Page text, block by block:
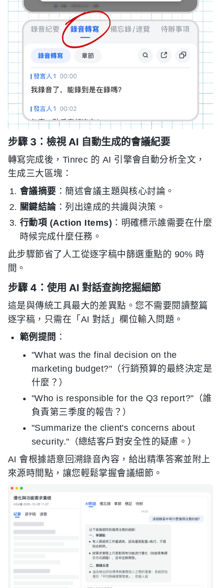
步驟 3：檢視 AI 自動生成的會議紀要
轉寫完成後，Tinrec 的 AI 引擎會自動分析全文，
生成三大區塊：
會議摘要 ：簡述會議主題與核心討論。
關鍵結論：列出達成的共識與決策。
行動項 (Action Items) ：明確標示誰需要在什麼
時候完成什麼任務。
此步驟節省了人工從逐字稿中篩選重點的 90% 時
間。
步驟 4：使用 AI 對話查詢挖掘細節
這是與傳統工具最大的差異點。您不需要閱讀整篇
逐字稿，只需在「AI 對話」欄位輸入問題。
範例提問 ：
"What was the final decision on the
marketing budget?"（行銷預算的最終決定是
什麼？）
"Who is responsible for the Q3 report?"（誰
負責第三季度的報告？）
"Summarize the client's concerns about
security."（總結客戶對安全性的疑慮。）
AI 會根據語意回溯錄音內容，給出精準答案並附上
來源時間點，讓您輕鬆掌握會議細節。